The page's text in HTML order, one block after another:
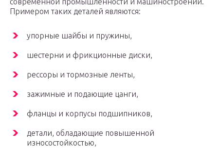
Примером таких деталей являются:
упорные шайбы и пружины,
шестерни и фрикционные диски,
рессоры и тормозные ленты,
зажимные и подающие цанги,
фланцы и корпусы подшипников,
детали, обладающие повышенной
износостойкостью,